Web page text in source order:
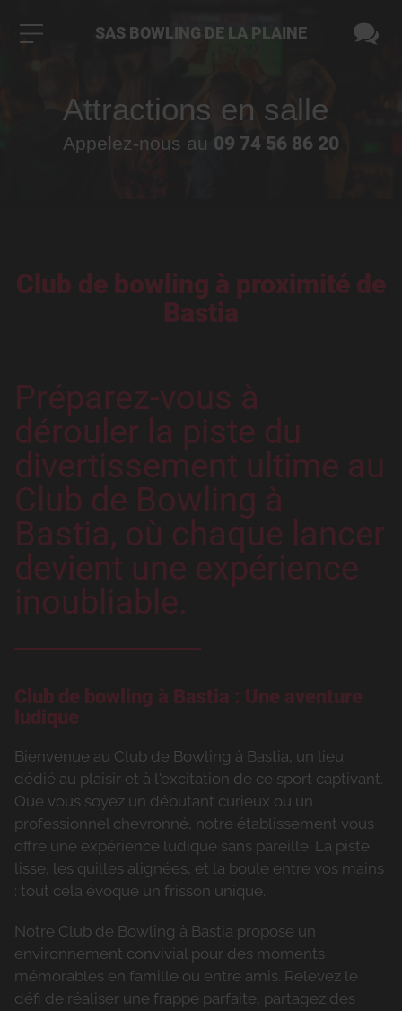
Attractions en salle
Appelez-nous au 09 74 56 86 20
Club de bowling à proximité de
Bastia
Préparez-vous à
dérouler la piste du
divertissement ultime au
Club de Bowling à
Bastia, où chaque lancer
devient une expérience
inoubliable.
Club de bowling à Bastia : Une aventure
ludique
Bienvenue au Club de Bowling à Bastia, un lieu
dédié au plaisir et à l'excitation de ce sport captivant.
Que vous soyez un débutant curieux ou un
professionnel chevronné, notre établissement vous
offre une expérience ludique sans pareille. La piste
lisse, les quilles alignées, et la boule entre vos mains
: tout cela évoque un frisson unique.
Notre Club de Bowling à Bastia propose un
environnement convivial pour des moments
mémorables en famille ou entre amis. Relevez le
défi de réaliser une frappe parfaite, partagez des
SAS BOWLING DE LA PLAINE